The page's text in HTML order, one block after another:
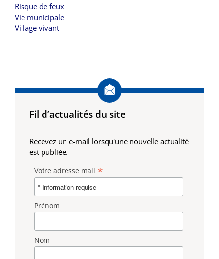
Risque de feux
Vie municipale
Village vivant
Fil d’actualités du site
Recevez un e-mail lorsqu'une nouvelle actualité
est publiée.
Votre adresse mail *
Prénom
Nom